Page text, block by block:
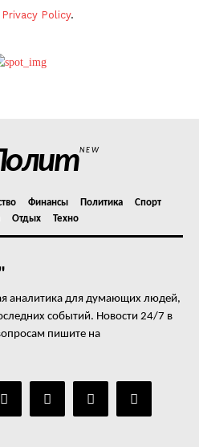
Privacy Policy.
NEW
Финансы Политика
Спорт
Отдых Техно
аналитика для думающих людей,
событий. Новости 24/7 в
пишите на